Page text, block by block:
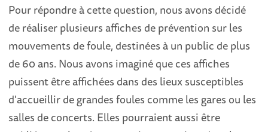
Pour répondre à cette question, nous avons décidé
de réaliser plusieurs affiches de prévention sur les
mouvements de foule, destinées à un public de plus
de 60 ans. Nous avons imaginé que ces affiches
puissent être affichées dans des lieux susceptibles
d'accueillir de grandes foules comme les gares ou les
salles de concerts. Elles pourraient aussi être